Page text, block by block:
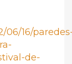
06/16/
de-